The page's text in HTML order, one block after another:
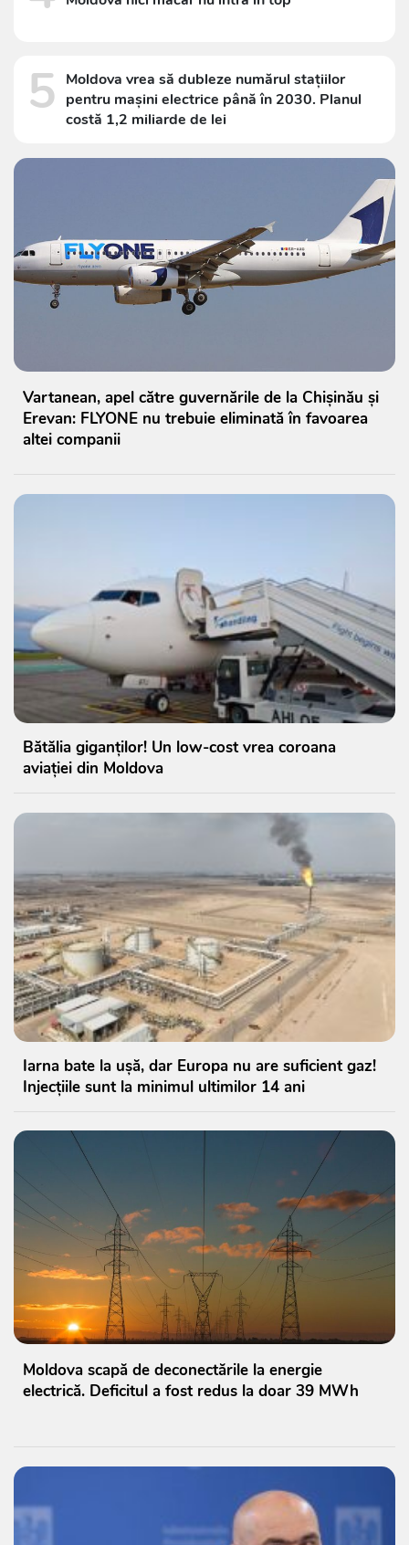
5 Moldova vrea să dubleze numărul stațiilor
pentru mașini electrice până în 2030. Planul
costă 1,2 miliarde de lei
Vartanean, apel către guvernările de la Chișinău și
Erevan: FLYONE nu trebuie eliminată în favoarea
altei companii
Bătălia giganților! Un low-cost vrea coroana
aviației din Moldova
Iarna bate la ușă, dar Europa nu are suficient gaz!
Injecțiile sunt la minimul ultimilor 14 ani
Moldova scapă de deconectările la energie
electrică. Deficitul a fost redus la doar 39 MWh